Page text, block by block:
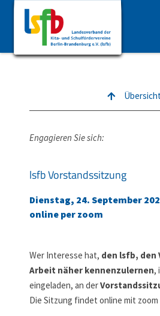
Engagieren Sie sich:
lsfb Vorstandssitzung
Dienstag, 24. September
online per zoom
Wer Interesse hat, den lsfb, den
Arbeit näher kennenzulernen,
eingeladen, an der
Die Sitzung findet online mit